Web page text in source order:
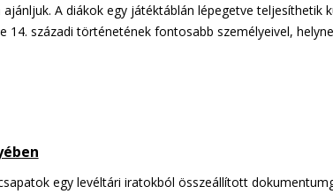
A diákok egy játéktáblán lépegetve teljesíthetik
14. századi történetének fontosabb személyeivel,
egy levéltári iratokból összeállított